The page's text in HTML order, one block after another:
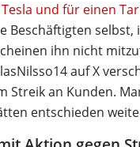
und für einen
Beschäftigten
ihn nicht
auf X
Streik an Kunden.
entschieden